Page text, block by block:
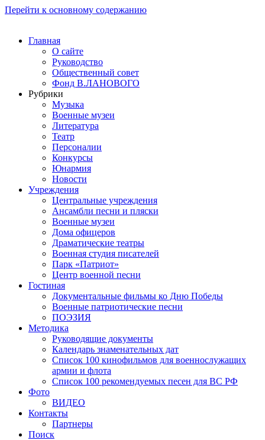
Перейти к основному содержанию
Главная
О сайте
Руководство
Общественный совет
Фонд В.ЛАНОВОГО
Рубрики
Музыка
Военные музеи
Литература
Театр
Персоналии
Конкурсы
Юнармия
Новости
Учреждения
Центральные учреждения
Ансамбли песни и пляски
Военные музеи
Дома офицеров
Драматические театры
Военная студия писателей
Парк «Патриот»
Центр военной песни
Гостиная
Документальные фильмы ко Дню Победы
Военные патриотические песни
ПОЭЗИЯ
Методика
Руководящие документы
Календарь знаменательных дат
Список 100 кинофильмов для военнослужащих
армии и флота
Список 100 рекомендуемых песен для ВС РФ
Фото
ВИДЕО
Контакты
Партнеры
Поиск